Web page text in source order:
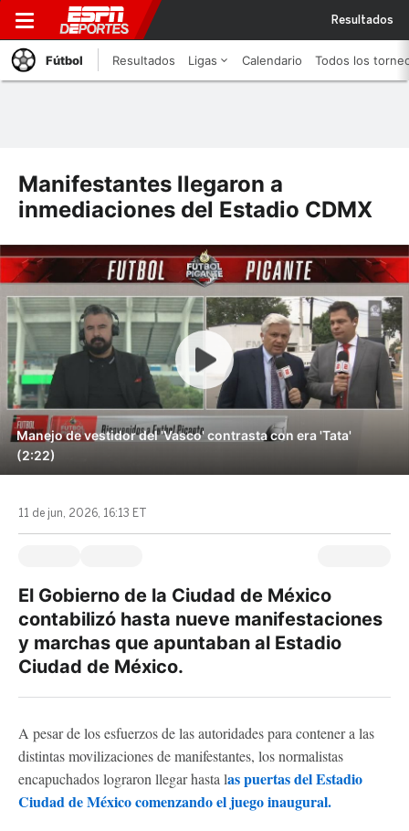
Resultados
Fútbol Resultados Ligas Calendario Todos los
Manifestantes llegaron a
inmediaciones del Estadio CDMX
Manejo de vestidor del 'Vasco' contrasta con era 'Tata'
(2:22)
11 de jun, 2026, 16:13 ET
El Gobierno de la Ciudad de México
contabilizó hasta nueve manifestaciones
y marchas que apuntaban al Estadio
Ciudad de México.
A pesar de los esfuerzos de las autoridades para contener a las
distintas movilizaciones de manifestantes, los normalistas
encapuchados lograron llegar hasta las puertas del Estadio
Ciudad de México comenzando el juego inaugural.